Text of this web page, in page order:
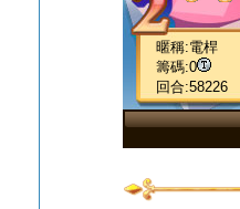
暱稱:電桿
籌碼:0
回合:58226